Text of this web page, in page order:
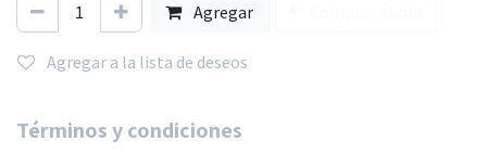
Agregar
Agregar a la lista de deseos
Términos y condiciones